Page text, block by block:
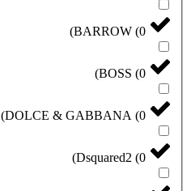
BARROW (0
)
BOSS (0
)
DOLCE & GABBANA (0
)
Dsquared2 (0
)